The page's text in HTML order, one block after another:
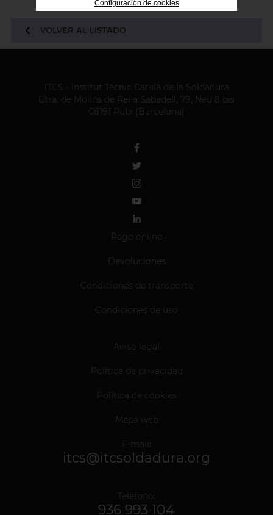
VOLVER AL LISTADO
ITCS - Institut Tècnic Català de la Soldadura
Ctra. de Molins de Rei a Sabadell, 79, Nau 8 bis
08191 Rubí (Barcelona)
Pago online
Devoluciones
Condiciones de transporte
Condiciones de uso
Aviso legal
Política de privacidad
Política de cookies
Mapa web
E-mail:
itcs@itcsoldadura.org
Teléfono:
936 993 104
Configuración de cookies